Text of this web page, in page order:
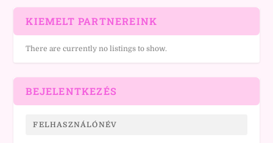
KIEMELT PARTNEREINK
There are currently no listings to show.
BEJELENTKEZÉS